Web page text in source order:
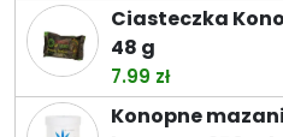
Ciasteczka
48 g
7.99 zł
Konopne